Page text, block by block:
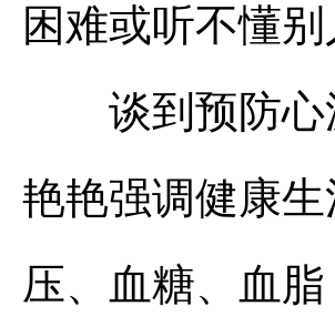
困难或听不懂
谈到预防心
艳艳强调健康
压、血糖、血